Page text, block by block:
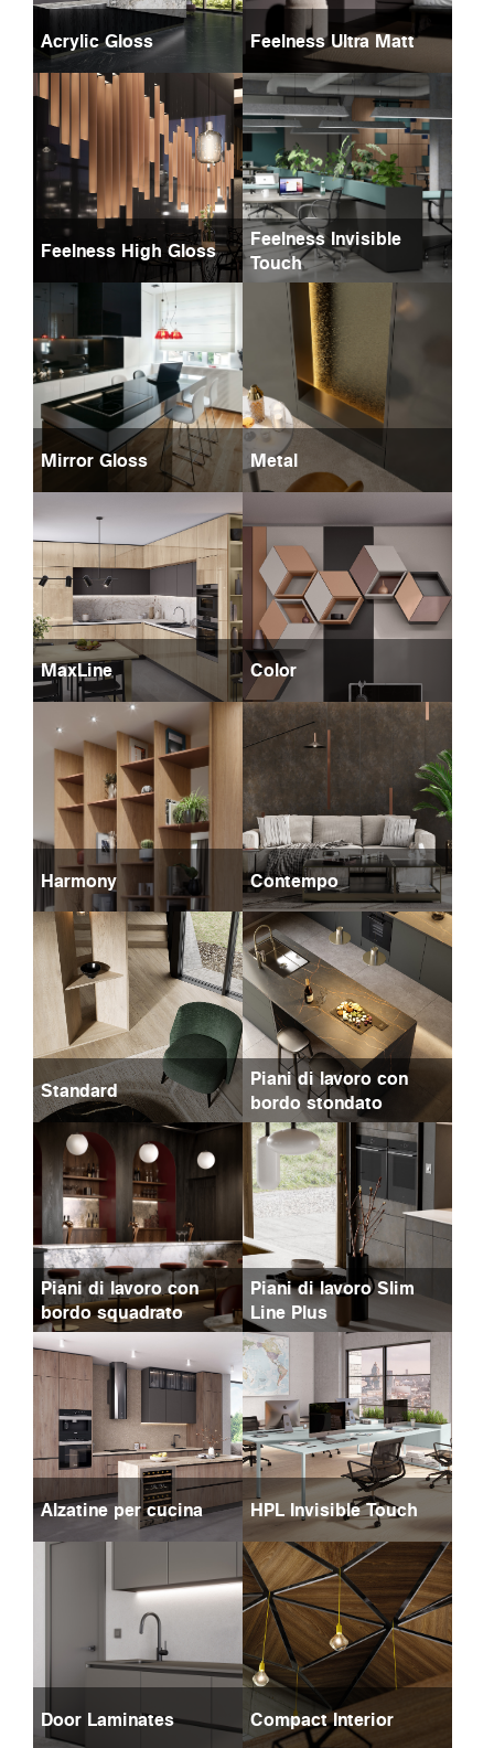
Acrylic Gloss Feelness Ultra Matt
Feelness High Gloss
Feelness Invisible
Touch
Mirror Gloss Metal
MaxLine Color
Harmony Contempo
Standard
Piani di lavoro con
bordo stondato
Piani di lavoro con
bordo squadrato
Piani di lavoro Slim
Line Plus
Alzatine per cucina HPL Invisible Touch
Door Laminates Compact Interior